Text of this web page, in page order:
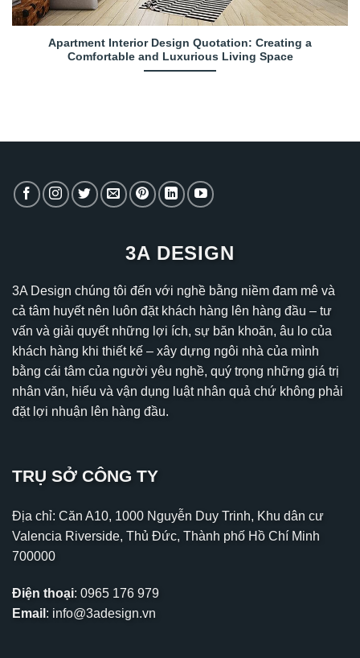
Apartment Interior Design Quotation: Creating a
Comfortable and Luxurious Living Space
3A DESIGN
3A Design chúng tôi đến với nghề bằng niềm đam mê và
cả tâm huyết nên luôn đặt khách hàng lên hàng đầu – tư
vấn và giải quyết những lợi ích, sự băn khoăn, âu lo của
khách hàng khi thiết kế – xây dựng ngôi nhà của mình
bằng cái tâm của người yêu nghề, quý trọng những giá trị
nhân văn, hiểu và vận dụng luật nhân quả chứ không phải
đặt lợi nhuận lên hàng đầu.
TRỤ SỞ CÔNG TY
Địa chỉ: Căn A10, 1000 Nguyễn Duy Trinh, Khu dân cư
Valencia Riverside, Thủ Đức, Thành phố Hồ Chí Minh
700000
Điện thoại: 0965 176 979
Email : info@3adesign.vn